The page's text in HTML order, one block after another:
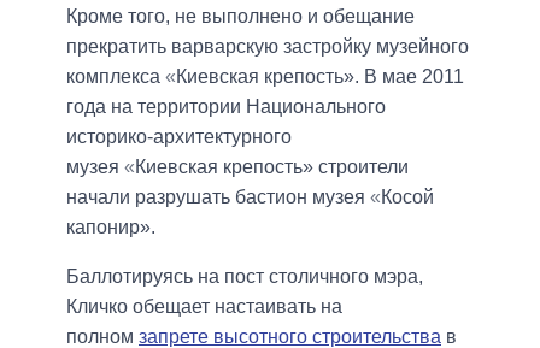
Кроме того, не выполнено и обещание
прекратить варварскую застройку музейного
комплекса «Киевская крепость». В мае 2011
года на территории Национального
историко-архитектурного
музея «Киевская крепость» строители
начали разрушать бастион музея «Косой
капонир».
Баллотируясь на пост столичного мэра,
Кличко обещает настаивать на
полном запрете высотного строительства в